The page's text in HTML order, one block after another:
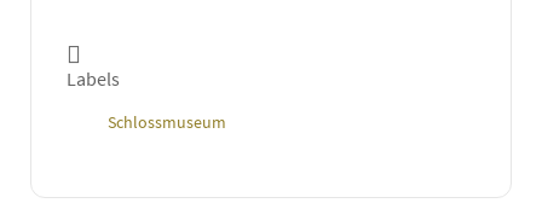
Labels
Schlossmuseum